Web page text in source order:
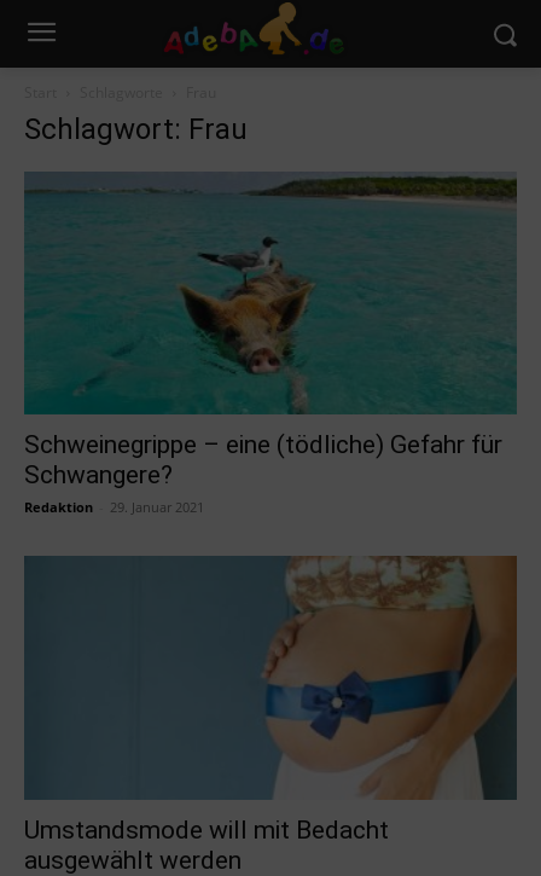
Schlagwort: Frau
Schweinegrippe – eine (tödliche) Gefahr für
Schwangere?
Redaktion 29. Januar 2021
Umstandsmode will mit Bedacht
ausgewählt werden